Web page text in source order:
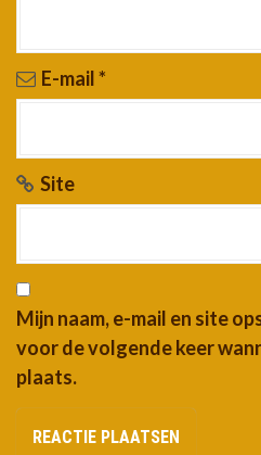
E-mail*
Site
Mijn naam, e-mail en site
voor de volgende keer
plaats.